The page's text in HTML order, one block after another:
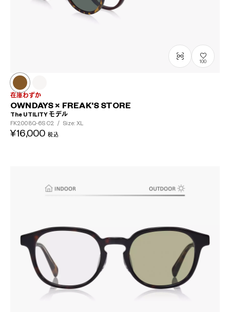
100
在庫わずか
OWNDAYS × FREAK'S STORE
The UTILITY モデル
FK2008Q-6S C2 / Size: XL
¥16,000 税込